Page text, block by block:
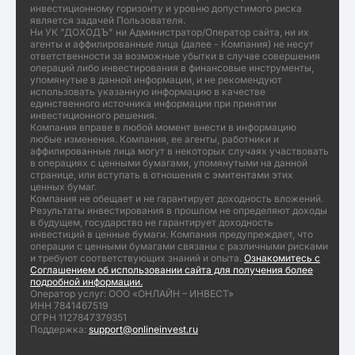
инвестиционному горизонту и уровню допустимого риска
является задачей Пользователя.
Ни УК "ДОХОДЪ" ни Администратор/Оператор сайта, ни их
агенты и аффилированные лица (далее - Компания) не несут
ответственности за возможные убытки в случае совершения
операций либо инвестирования в финансовые инструменты,
упомянутые в данной информации, и не рекомендуют
использовать указанную информацию в качестве
единственного источника информации при принятии
инвестиционного решения.
Компания вправе в любой момент внести в информацию
любые изменения. Компания, ее агенты, работники и
аффилированные лица могут в некоторых случаях участвовать
в операциях с ценными бумагами, упомянутыми на данной
странице, или вступать в отношения с эмитентами этих
ценных бумаг.
Компания не обещает и не гарантирует доходность вложений.
Результаты инвестирования в прошлом не определяют доходы
в будущем, государство не гарантирует доходность
инвестиций в ценные бумаги. Компания предупреждает, что
операции с ценными бумагами связаны с различными рисками
и требуют соответствующих знаний и опыта. Ознакомитесь с
Соглашением об использовании сайта для получения более
подробной информации.
Оператор услуг: ООО «ОНЛАЙН – ИНВЕСТ»
ИНН 7841467519
ОГРН 1127847379351
Поддержка: support@onlineinvest.ru